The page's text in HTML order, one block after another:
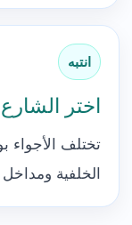
انتبه
اختر الشارع
تختلف الأجواء
الخلفية